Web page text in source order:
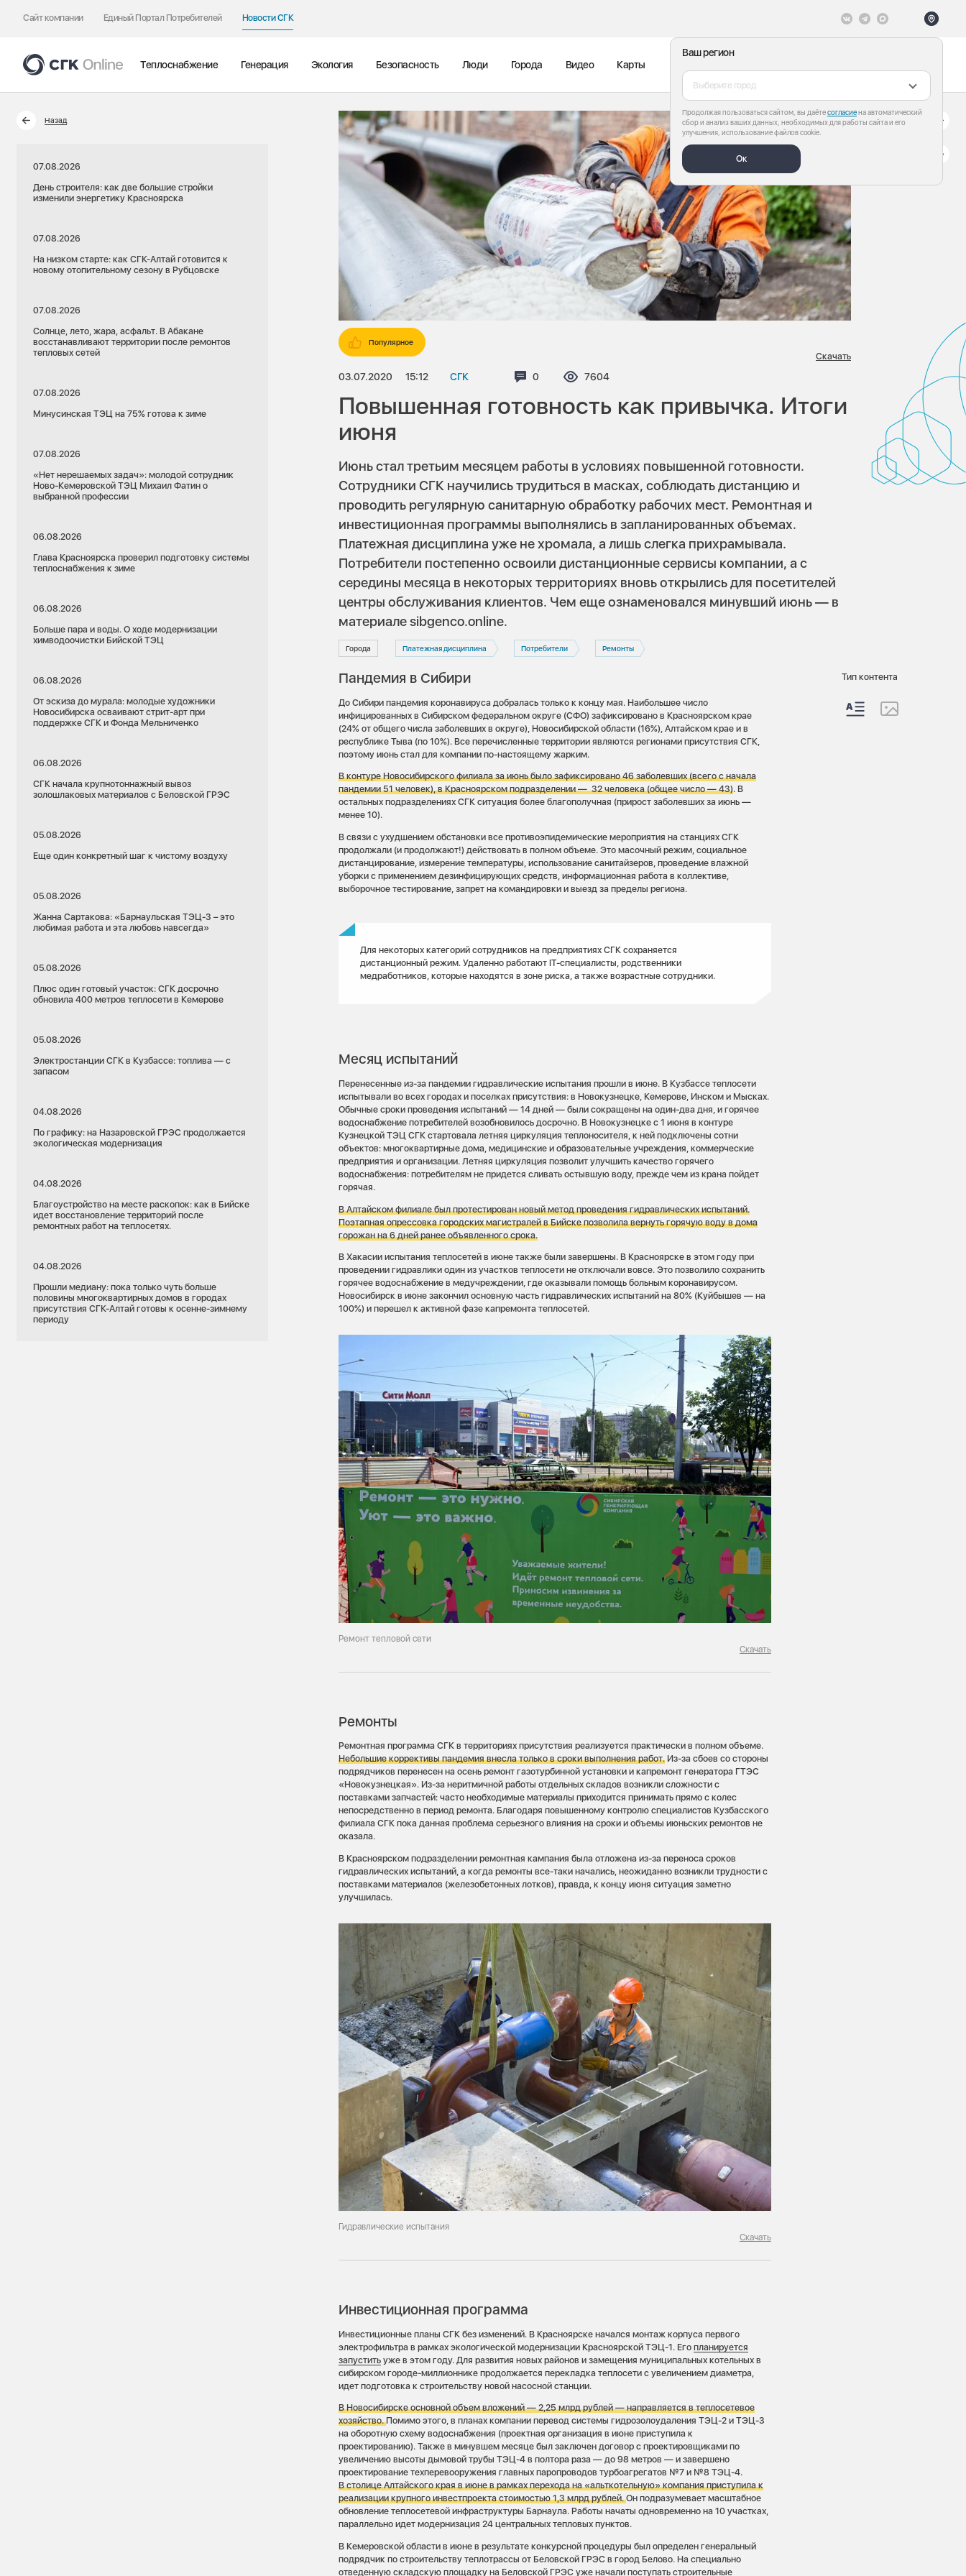
Сайт компании Единый Портал Потребителей Новости СГК
Ваш регион
Выберите город
Продолжая пользоваться сайтом, вы даётесогласиена автоматический
сбор и анализ ваших данных, необходимых для работы сайта и его
улучшения, использование файлов cookie.
Ок
Теплоснабжение Генерация Экология Безопасность Люди Города Видео Карты
Назад
07.08.2026
День строителя: как две большие стройки
изменили энергетику Красноярска
07.08.2026
На низком старте: как СГК-Алтай готовится к
новому отопительному сезону в Рубцовске
07.08.2026
Солнце, лето, жара, асфальт. В Абакане
восстанавливают территории после ремонтов
тепловых сетей
07.08.2026
Минусинская ТЭЦ на 75% готова к зиме
07.08.2026
«Нет нерешаемых задач»: молодой сотрудник
Ново-Кемеровской ТЭЦ Михаил Фатин о
выбранной профессии
06.08.2026
Глава Красноярска проверил подготовку системы
теплоснабжения к зиме
06.08.2026
Больше пара и воды. О ходе модернизации
химводоочистки Бийской ТЭЦ
06.08.2026
От эскиза до мурала: молодые художники
Новосибирска осваивают стрит-арт при
поддержке СГК и Фонда Мельниченко
06.08.2026
СГК начала крупнотоннажный вывоз
золошлаковых материалов с Беловской ГРЭС
05.08.2026
Еще один конкретный шаг к чистому воздуху
05.08.2026
Жанна Сартакова: «Барнаульская ТЭЦ-3 – это
любимая работа и эта любовь навсегда»
05.08.2026
Плюс один готовый участок: СГК досрочно
обновила 400 метров теплосети в Кемерове
05.08.2026
Электростанции СГК в Кузбассе: топлива — с
запасом
04.08.2026
По графику: на Назаровской ГРЭС продолжается
экологическая модернизация
04.08.2026
Благоустройство на месте раскопок: как в Бийске
идет восстановление территорий после
ремонтных работ на теплосетях.
04.08.2026
Прошли медиану: пока только чуть больше
половины многоквартирных домов в городах
присутствия СГК-Алтай готовы к осенне-зимнему
периоду
Популярное
03.07.2020 15:12 СГК Комментариев:
0 Просмотров:
7604
Скачать
Повышенная готовность как привычка. Итоги
июня
Июнь стал третьим месяцем работы в условиях повышенной готовности.
Сотрудники СГК научились трудиться в масках, соблюдать дистанцию и
проводить регулярную санитарную обработку рабочих мест. Ремонтная и
инвестиционная программы выполнялись в запланированных объемах.
Платежная дисциплина уже не хромала, а лишь слегка прихрамывала.
Потребители постепенно освоили дистанционные сервисы компании, а с
середины месяца в некоторых территориях вновь открылись для посетителей
центры обслуживания клиентов. Чем еще ознаменовался минувший июнь — в
материале sibgenco.online.
Города Платежная дисциплина Потребители Ремонты
Пандемия в Сибири
До Сибири пандемия коронавируса добралась только к концу мая. Наибольшее число
инфицированных в Сибирском федеральном округе (СФО) зафиксировано в Красноярском крае
(24% от общего числа заболевших в округе), Новосибирской области (16%), Алтайском крае и в
республике Тыва (по 10%). Все перечисленные территории являются регионами присутствия СГК,
поэтому июнь стал для компании по-настоящему жарким.
В контуре Новосибирского филиала за июнь было зафиксировано 46 заболевших (всего с начала
пандемии 51 человек), в Красноярском подразделении — 32 человека (общее число — 43). В
остальных подразделениях СГК ситуация более благополучная (прирост заболевших за июнь —
менее 10).
В связи с ухудшением обстановки все противоэпидемические мероприятия на станциях СГК
продолжали (и продолжают!) действовать в полном объеме. Это масочный режим, социальное
дистанцирование, измерение температуры, использование санитайзеров, проведение влажной
уборки с применением дезинфицирующих средств, информационная работа в коллективе,
выборочное тестирование, запрет на командировки и выезд за пределы региона.
Для некоторых категорий сотрудников на предприятиях СГК сохраняется
дистанционный режим. Удаленно работают IT-специалисты, родственники
медработников, которые находятся в зоне риска, а также возрастные сотрудники.
Месяц испытаний
Перенесенные из-за пандемии гидравлические испытания прошли в июне. В Кузбассе теплосети
испытывали во всех городах и поселках присутствия: в Новокузнецке, Кемерове, Инском и Мысках.
Обычные сроки проведения испытаний — 14 дней — были сокращены на один-два дня, и горячее
водоснабжение потребителей возобновилось досрочно. В Новокузнецке с 1 июня в контуре
Кузнецкой ТЭЦ СГК стартовала летняя циркуляция теплоносителя, к ней подключены сотни
объектов: многоквартирные дома, медицинские и образовательные учреждения, коммерческие
предприятия и организации. Летняя циркуляция позволит улучшить качество горячего
водоснабжения: потребителям не придется сливать остывшую воду, прежде чем из крана пойдет
горячая.
В Алтайском филиале был протестирован новый метод проведения гидравлических испытаний.
Поэтапная опрессовка городских магистралей в Бийске позволила вернуть горячую воду в дома
горожан на 6 дней ранее объявленного срока.
В Хакасии испытания теплосетей в июне также были завершены. В Красноярске в этом году при
проведении гидравлики один из участков теплосети не отключали вовсе. Это позволило сохранить
горячее водоснабжение в медучреждении, где оказывали помощь больным коронавирусом.
Новосибирск в июне закончил основную часть гидравлических испытаний на 80% (Куйбышев — на
100%) и перешел к активной фазе капремонта теплосетей.
Ремонт тепловой сети
Скачать
Ремонты
Ремонтная программа СГК в территориях присутствия реализуется практически в полном объеме.
Небольшие коррективы пандемия внесла только в сроки выполнения работ. Из-за сбоев со стороны
подрядчиков перенесен на осень ремонт газотурбинной установки и капремонт генератора ГТЭС
«Новокузнецкая». Из-за неритмичной работы отдельных складов возникли сложности с
поставками запчастей: часто необходимые материалы приходится принимать прямо с колес
непосредственно в период ремонта. Благодаря повышенному контролю специалистов Кузбасского
филиала СГК пока данная проблема серьезного влияния на сроки и объемы июньских ремонтов не
оказала.
В Красноярском подразделении ремонтная кампания была отложена из-за переноса сроков
гидравлических испытаний, а когда ремонты все-таки начались, неожиданно возникли трудности с
поставками материалов (железобетонных лотков), правда, к концу июня ситуация заметно
улучшилась.
Гидравлические испытания
Скачать
Инвестиционная программа
Инвестиционные планы СГК без изменений. В Красноярске начался монтаж корпуса первого
электрофильтра в рамках экологической модернизации Красноярской ТЭЦ-1. Егопланируется
запустить уже в этом году. Для развития новых районов и замещения муниципальных котельных в
сибирском городе-миллионнике продолжается перекладка теплосети с увеличением диаметра,
идет подготовка к строительству новой насосной станции.
В Новосибирске основной объем вложений — 2,25 млрд рублей — направляется в теплосетевое
хозяйство.Помимо этого, в планах компании перевод системы гидрозолоудаления ТЭЦ-2 и ТЭЦ-3
на оборотную схему водоснабжения (проектная организация в июне приступила к
проектированию). Также в минувшем месяце был заключен договор с проектировщиками по
увеличению высоты дымовой трубы ТЭЦ-4 в полтора раза — до 98 метров — и завершено
проектирование техперевооружения главных паропроводов турбоагрегатов №7 и №8 ТЭЦ-4.
В столице Алтайского края в июне в рамках перехода на «альткотельную» компания приступила к
реализации крупного инвестпроекта стоимостью 1,3 млрд рублей.Он подразумевает масштабное
обновление теплосетевой инфраструктуры Барнаула. Работы начаты одновременно на 10 участках,
параллельно идет модернизация 24 центральных тепловых пунктов.
В Кемеровской области в июне в результате конкурсной процедуры был определен генеральный
подрядчик по строительству теплотрассы от Беловской ГРЭС в город Белово. На специально
отведенную складскую площадку на Беловской ГРЭС уже начали поступать строительные
Тип контента